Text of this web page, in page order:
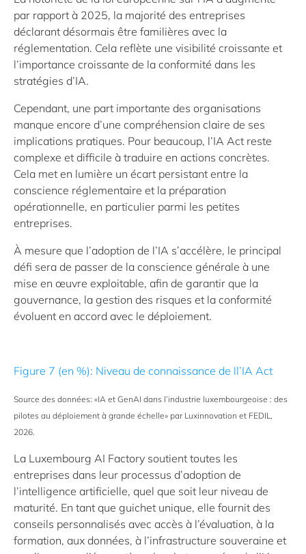
par rapport à 2025, la majorité des entreprises
déclarant désormais être familières avec la
réglementation. Cela reflète une visibilité croissante et
l’importance croissante de la conformité dans les
stratégies d’IA.
Cependant, une part importante des organisations
manque encore d’une compréhension claire de ses
implications pratiques. Pour beaucoup, l’IA Act reste
complexe et difficile à traduire en actions concrètes.
Cela met en lumière un écart persistant entre la
conscience réglementaire et la préparation
opérationnelle, en particulier parmi les petites
entreprises.
À mesure que l’adoption de l’IA s’accélère, le principal
défi sera de passer de la conscience générale à une
mise en œuvre exploitable, afin de garantir que la
gouvernance, la gestion des risques et la conformité
évoluent en accord avec le déploiement.
Figure 7 (en %): Niveau de connaissance de ll’IA Act
Source des données: «IA et GenAI dans l’industrie luxembourgeoise : des
pilotes au déploiement à grande échelle» par Luxinnovation et FEDIL,
2026.
La Luxembourg AI Factory soutient toutes les
entreprises dans leur processus d’adoption de
l’intelligence artificielle, quel que soit leur niveau de
maturité. En tant que guichet unique, elle fournit des
conseils personnalisés avec accès à l’évaluation, à la
formation, aux données, à l’infrastructure souveraine et